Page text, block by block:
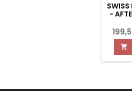
-
